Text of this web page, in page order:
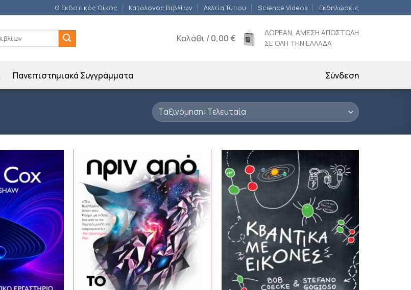
Ο Εκδοτικός Οίκος Κατάλογος Βιβλίων Δελτία Τύπου Science Videos Εκδηλώσεις
Καλάθι /0,00€
ΔΩΡΕΑΝ, ΑΜΕΣΗ ΑΠΟΣΤΟΛΗ
ΣΕ ΟΛΗ ΤΗΝ ΕΛΛΑΔΑ
Πανεπιστημιακά Συγγράμματα Σύνδεση
Προσθήκη
βιβλίου
στη λίστα
επιθυμιών
Προσθήκη
βιβλίου
στη λίστα
επιθυμιών
Προσθήκη
βιβλίου
επιθυμιών